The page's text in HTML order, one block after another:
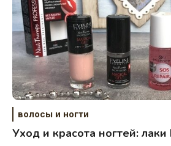
волосы и ногти
Уход и красота ногтей: лаки